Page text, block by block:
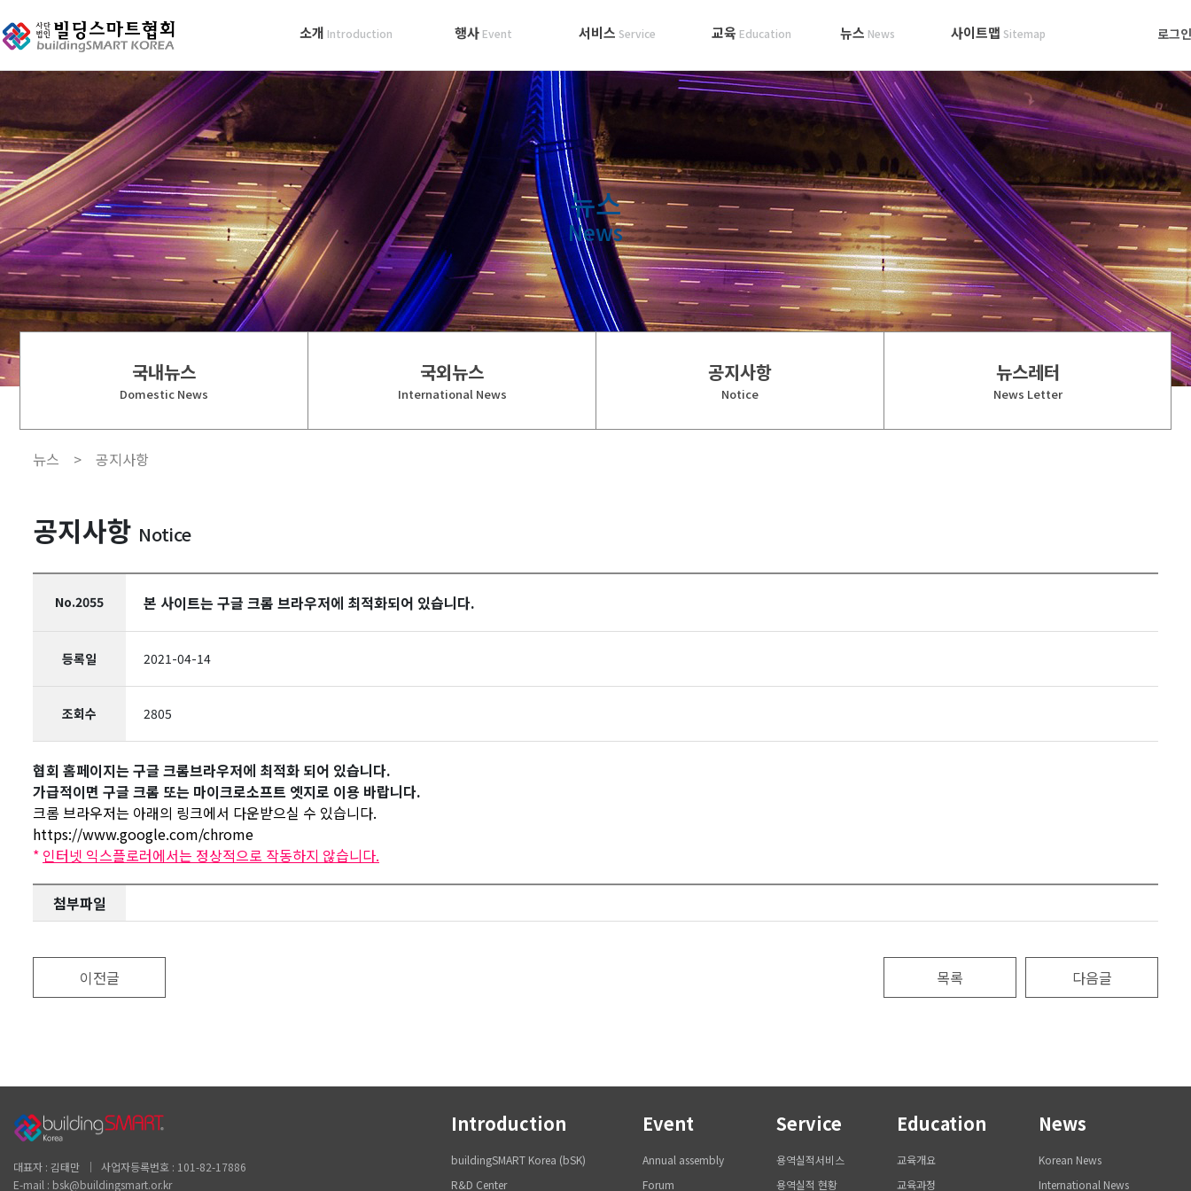
로그
소개 Introduction 행사 Event 서비스 Service 교육 Education 뉴스 News 사이트맵 Sitemap
뉴스
News
국내뉴스
Domestic News
국외뉴스
International News
공지사항
Notice
뉴스레터
News Letter
뉴스 > 공지사항
공지사항 Notice
No.2055 본 사이트는 구글 크롬 브라우저에 최적화되어 있습니다.
등록일 2021-04-14
조회수 2805
협회 홈페이지는 구글 크롬브라우저에 최적화 되어 있습니다.
가급적이면 구글 크롬 또는 마이크로소프트 엣지로 이용 바랍니다.
크롬 브라우저는 아래의 링크에서 다운받으실 수 있습니다.
https://www.google.com/chrome
* 인터넷 익스플로러에서는 정상적으로 작동하지 않습니다.
첨부파일
이전글 다음글
목록
대표자 : 김태만 │ 사업자등록번호 : 101-82-17886
E-mail : bsk@buildingsmart.or.kr
Introduction
buildingSMART Korea (bSK)
R&D Center
Event
Annual assembly
Forum
Service
용역실적서비스
용역실적 현황
Education
교육개요
교육과정
News
Korean News
International News